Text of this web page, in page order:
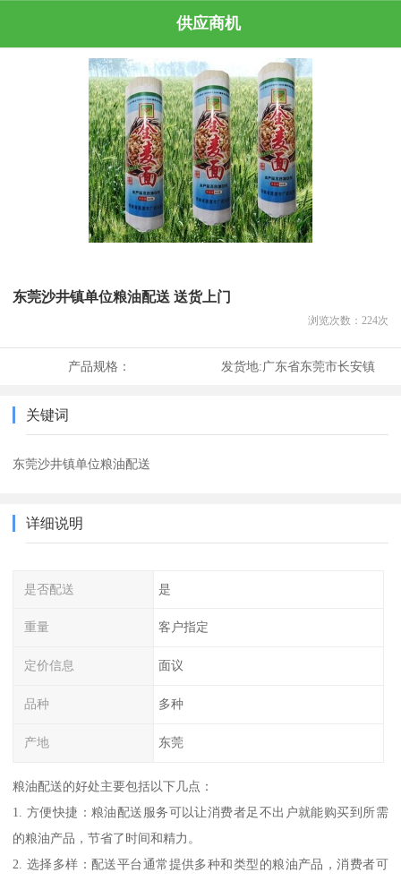
供应商机
东莞沙井镇单位粮油配送 送货上门
浏览次数： 224次
产品规格： 发货地:广东省东莞市长安镇
关键词
东莞沙井镇单位粮油配送
详细说明
是否配送 是
重量 客户指定
定价信息 面议
品种 多种
产地 东莞
粮油配送的好处主要包括以下几点：
1. 方便快捷：粮油配送服务可以让消费者足不出户就能购买到所需
的粮油产品，节省了时间和精力。
2. 选择多样：配送平台通常提供多种和类型的粮油产品，消费者可